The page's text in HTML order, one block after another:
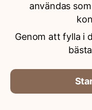
användas
Genom att fylla i